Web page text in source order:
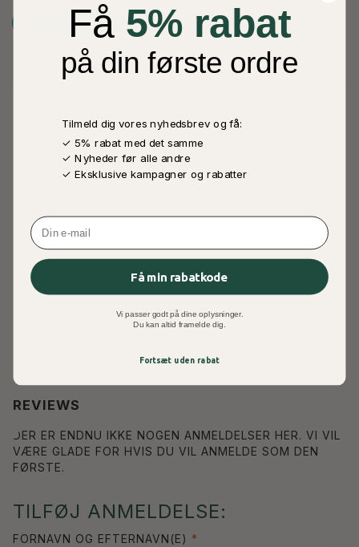
TILFØJ TIL ØNSKESKYEN
BESKRIVELSE
høj komfort. Det enkle snit og den neutrale farve gør den til
det ideelle valg til både dagligdags brug og særlige
begivenheder, hvor du ønsker et sofistikeret og moderne
udseende.
skærmbillede til virkelighed grundet lysforhold og
skærmindstillinger.
DINE SIDST SETE PRODUKTER
REVIEWS
DER ER ENDNU IKKE NOGEN ANMELDELSER HER. VI VIL
VÆRE GLADE FOR HVIS DU VIL ANMELDE SOM DEN
FØRSTE.
TILFØJ ANMELDELSE:
FORNAVN OG EFTERNAVN(E)
Få 5% rabat
på din første ordre
Tilmeld dig vores nyhedsbrev og få:
✓ 5% rabat med det samme
✓ Nyheder før alle andre
✓ Eksklusive kampagner og rabatter
Email
Få min rabatkode
Vi passer godt på dine oplysninger.
Du kan altid framelde dig.
Fortsæt uden rabat